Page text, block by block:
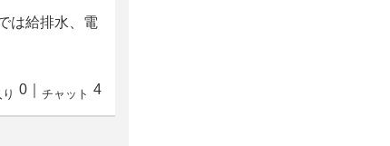
は給排水、電
0 チャット 4